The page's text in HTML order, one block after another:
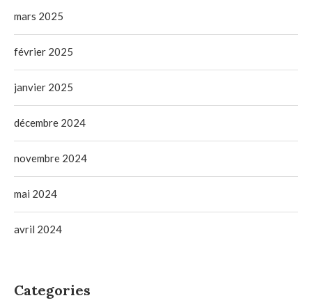
mars 2025
février 2025
janvier 2025
décembre 2024
novembre 2024
mai 2024
avril 2024
Categories